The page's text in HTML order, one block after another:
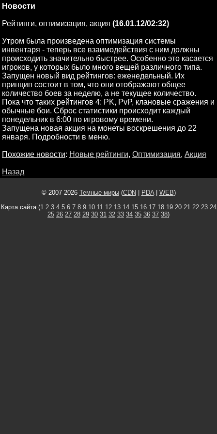
Новости
Рейтинги, оптимизация, акция (16.01.12/02:32)
Утром была произведена оптимизация системы
инвентаря - теперь все взаимодействия с ним должны
происходить значительно быстрее. Особенно это касается
игроков, у которых было много вещей различного типа.
Запущен новый вид рейтингов: еженедельный. Их
принцип состоит в том, что они отображают общее
количество боев за неделю, а не текущее количество.
Пока что таких рейтингов 4: PK, PvP, клановые сражения и
обычные бои. Сброс статистики происходит каждый
понедельник в 6:00 по игровому времени.
Запущена новая акция на монеты воскрешения до 22
января. Подробности в меню.
Похожие новости: Новые рейтинги, Оптимизация, Акция
Назад
© 2007-2026 Темные миры(CDN PDA| WEB)
Карта сайта (1 2 3 4 5 6 7 8 9 10 11 12 13 14 15 16 17 18 19 20 21 22 23 24
25 26 27 28 29 30 31 32 33 34 35 36 37 38)